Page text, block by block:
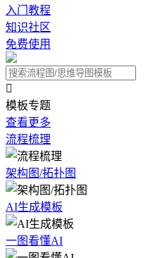
入门教程
知识社区
免费使用

模板专题
查看更多
流程梳理
架构图/拓扑图
AI生成模板
一图看懂AI